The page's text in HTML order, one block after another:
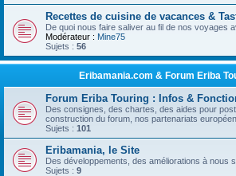
Recettes de cuisine de vacances &
De quoi nous faire saliver au fil de nos voyages
Modérateur : Mine75
Sujets : 56
Eribamania.com & Forum Eriba
Forum Eriba Touring : Infos &
Des consignes, des chartes, des aides pour
construction du forum, nos partenariats
Sujets : 101
Eribamania, le Site
Des développements, des améliorations à nous
Sujets : 9